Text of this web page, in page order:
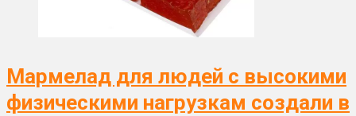
Мармелад для людей с высокими
физическими нагрузкам создали в